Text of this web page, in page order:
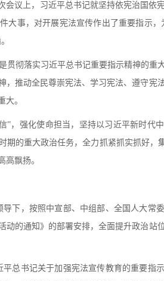
议上，习近平总书记就坚持依宪治国依
大事，对开展宪法宣传作出了重要指示，
彻落实习近平总书记重要指示精神的重
，推动全民尊崇宪法、学习宪法、遵守宪
大。
，强化使命担当，坚持以习近平新时代
期的重大政治任务，全力抓紧抓实抓好，
高飘扬。
，按照中宣部、中组部、全国人大常
动的通知》的部署安排，全面提升政治站
书记关于加强宪法宣传教育的重要指示